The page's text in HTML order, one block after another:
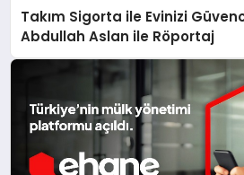
Takım Sigorta ile Evinizi
Abdullah Aslan ile Röportaj